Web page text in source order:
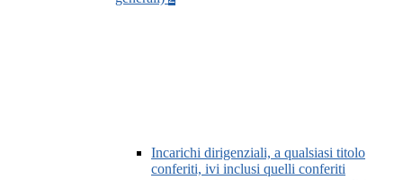
Incarichi dirigenziali, a qualsiasi titolo
conferiti, ivi inclusi quelli conferiti